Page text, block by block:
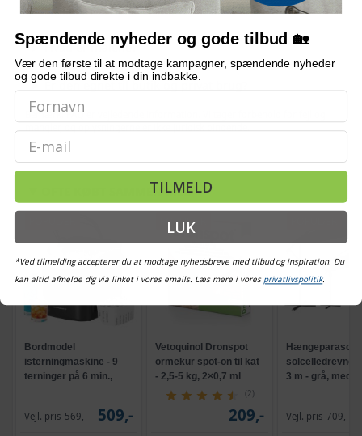
Hvilke materialer er holderen lavet af?
Hvad er målene?
Er den egnet til butik og privat brug?
Bemærk: FAQ er vejledende information. Vi tager forbehold for fejl og
mangler, og oplysningerne er ikke juridisk bindende.
OFTE KØBT SAMMEN MED
Bordmodel
isterningmaskine - 9
terninger på 6 min.,
Vejl. pris 569,- 509,-
POPULÆR
Vetoquinol Dronspot
ormekur spot-on til kat
- 2,5-5 kg, 2×0,7 ml
(2)
209,-
Hængeparasols
solcelledrevne
3 m - grå, med
Vejl. pris 709,-
Spændende nyheder og gode tilbud 🏡
Vær den første til at modtage kampagner, spændende nyheder
og gode tilbud direkte i din indbakke.
Email
TILMELD
LUK
*Ved tilmelding accepterer du at modtage nyhedsbreve med tilbud og inspiration. Du
kan altid afmelde dig via linket i vores emails. Læs mere i vores privatlivspolitik.